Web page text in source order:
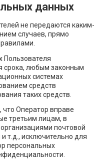
данных
не передаются каким-
случаев, прямо
Пользователя
срока, любым законным
системах
средств
таких средств.
что Оператор вправе
третьим лицам, в
почтовой
т.д., исключительно для
персональных